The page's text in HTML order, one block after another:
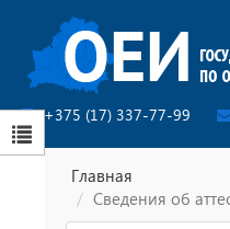
+375 (17) 337-77-99
Главная
Сведения об